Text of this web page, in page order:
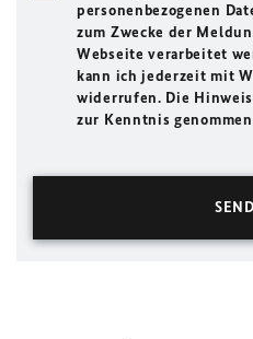
personenbezogenen
zum Zwecke der
Webseite verarbeitet
kann ich jederzeit mit
widerrufen. Die
zur Kenntnis